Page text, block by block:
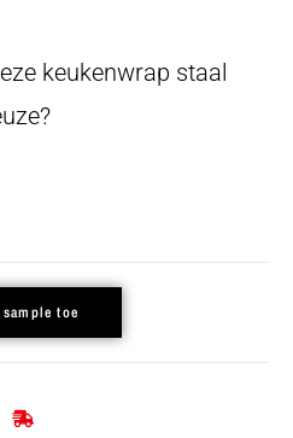
keukenwrap staal
sample toe